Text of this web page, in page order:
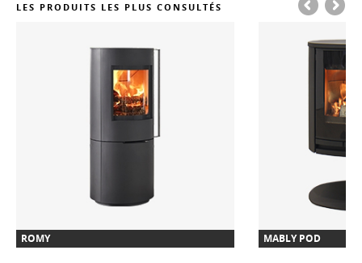
LES PRODUITS LES PLUS CONSULTÉS
ROMY MABLY POD